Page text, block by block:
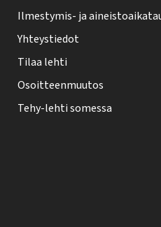
Ilmestymis- ja
Yhteystiedot
Tilaa lehti
Osoitteenmuutos
Tehy-lehti somessa